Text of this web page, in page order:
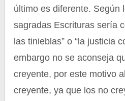
último es diferente. Según
sagradas Escrituras sería
las tinieblas” o “la justicia
embargo no se aconseja
creyente, por este motivo
creyente, ya que los no